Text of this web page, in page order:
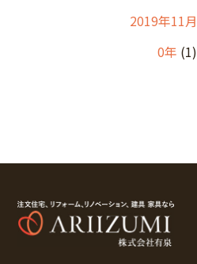
2019年11月
0年 (1)